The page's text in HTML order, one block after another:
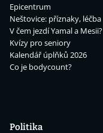
Epicentrum
Neštovice: příznaky, léčba
V čem jezdí Yamal a Mesii?
Kvízy pro seniory
Kalendář úplňků 2026
Co je bodycount?
Politika